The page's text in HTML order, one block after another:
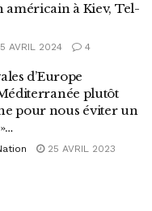
américain à Kiev, Tel-
AVRIL 2024 4
d’Europe
plutôt
pour nous éviter un
25 AVRIL 2023